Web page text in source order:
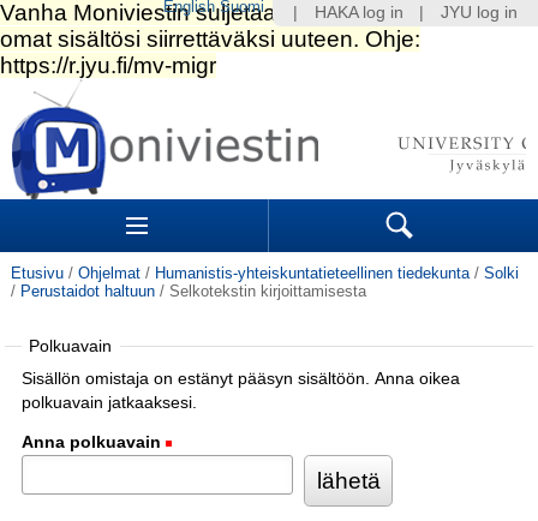
Siirry
sisältöön.
|
Siirry
navigointiin
Sections Search
Etusivu / Ohjelmat / Humanistis-yhteiskuntatieteellinen tiedekunta / Solki
/ Perustaidot haltuun / Selkotekstin kirjoittamisesta
Polkuavain
Sisällön omistaja on estänyt pääsyn sisältöön. Anna oikea
polkuavain jatkaaksesi.
Anna polkuavain
HAKA log in JYU log in
English Suomi